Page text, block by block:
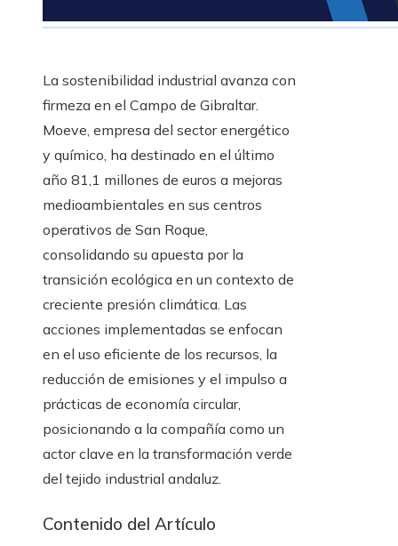
La sostenibilidad industrial avanza con
firmeza en el Campo de Gibraltar.
Moeve, empresa del sector energético
y químico, ha destinado en el último
año 81,1 millones de euros a mejoras
medioambientales en sus centros
operativos de San Roque,
consolidando su apuesta por la
transición ecológica en un contexto de
creciente presión climática. Las
acciones implementadas se enfocan
en el uso eficiente de los recursos, la
reducción de emisiones y el impulso a
prácticas de economía circular,
posicionando a la compañía como un
actor clave en la transformación verde
del tejido industrial andaluz.
Contenido del Artículo